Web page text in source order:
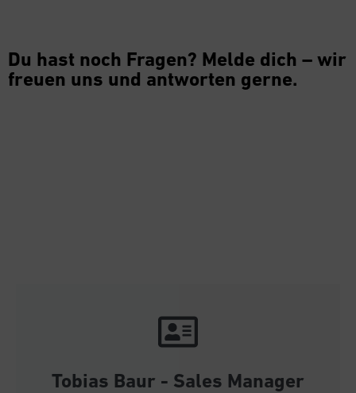
Du hast noch Fragen? Melde dich – wir
freuen uns und antworten gerne.
Tobias Baur - Sales Manager